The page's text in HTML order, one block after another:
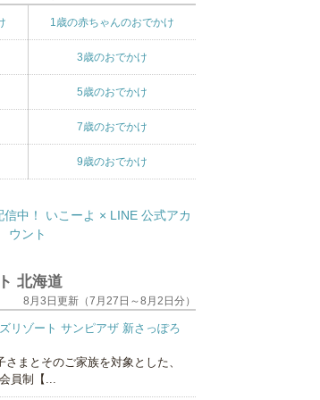
1歳の赤ちゃんのおでかけ
3歳のおでかけ
5歳のおでかけ
7歳のおでかけ
9歳のおでかけ
北海道
8月3日更新（7月27日～8月2日分）
リゾート サンピアザ 新さっぽろ
まとそのご家族を対象とした、
員制【...